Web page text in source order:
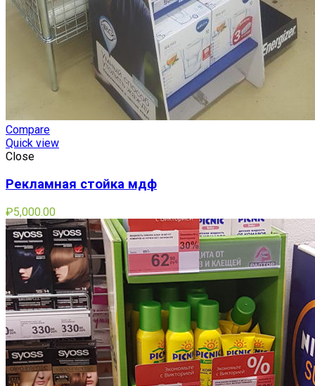
Compare
Quick view
Close
Рекламная стойка мдф
₽5,000.00